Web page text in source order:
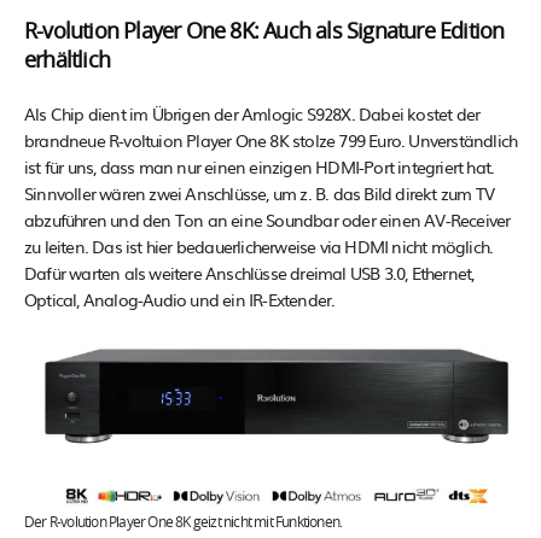
R-volution Player One 8K: Auch als Signature Edition
erhältlich
Als Chip dient im Übrigen der Amlogic S928X. Dabei kostet der
brandneue R-voltuion Player One 8K stolze 799 Euro. Unverständlich
ist für uns, dass man nur einen einzigen HDMI-Port integriert hat.
Sinnvoller wären zwei Anschlüsse, um z. B. das Bild direkt zum TV
abzuführen und den Ton an eine Soundbar oder einen AV-Receiver
zu leiten. Das ist hier bedauerlicherweise via HDMI nicht möglich.
Dafür warten als weitere Anschlüsse dreimal USB 3.0, Ethernet,
Optical, Analog-Audio und ein IR-Extender.
Der R-volution Player One 8K geizt nicht mit Funktionen.